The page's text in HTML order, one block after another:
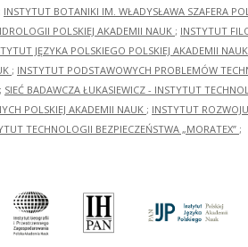
INSTYTUT BOTANIKI IM. WŁADYSŁAWA SZAFERA
POLSKIEJ AKADEMII NAUK ; INSTYTUT
JĘZYKA POLSKIEGO POLSKIEJ AKADEMII NAUK
; INSTYTUT PODSTAWOWYCH PROBLEMÓW
; SIEĆ BADAWCZA ŁUKASIEWICZ - INSTYTUT
POLSKIEJ AKADEMII NAUK ; INSTYTUT
TECHNOLOGII BEZPIECZEŃSTWA „MORATEX” ;